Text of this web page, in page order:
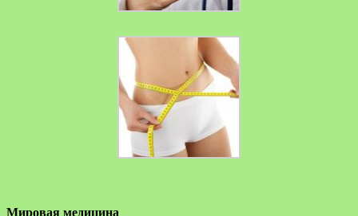
Мировая медицина